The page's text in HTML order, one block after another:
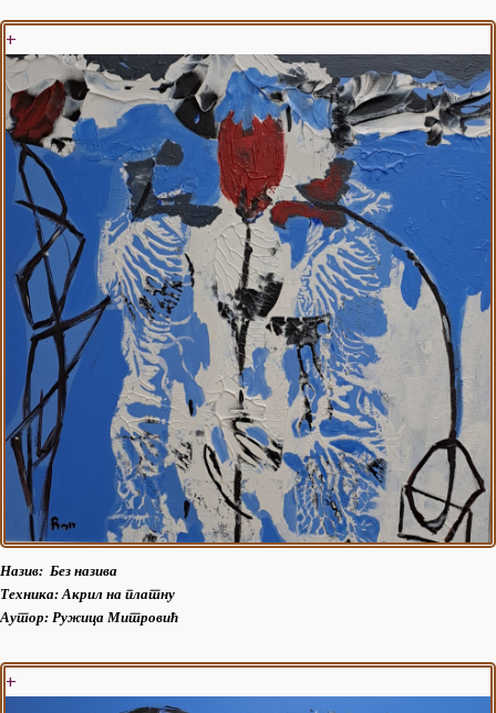
+
Назив: Без назива
Техника: Акрил на платну
Аутор: Ружица Митровић
+